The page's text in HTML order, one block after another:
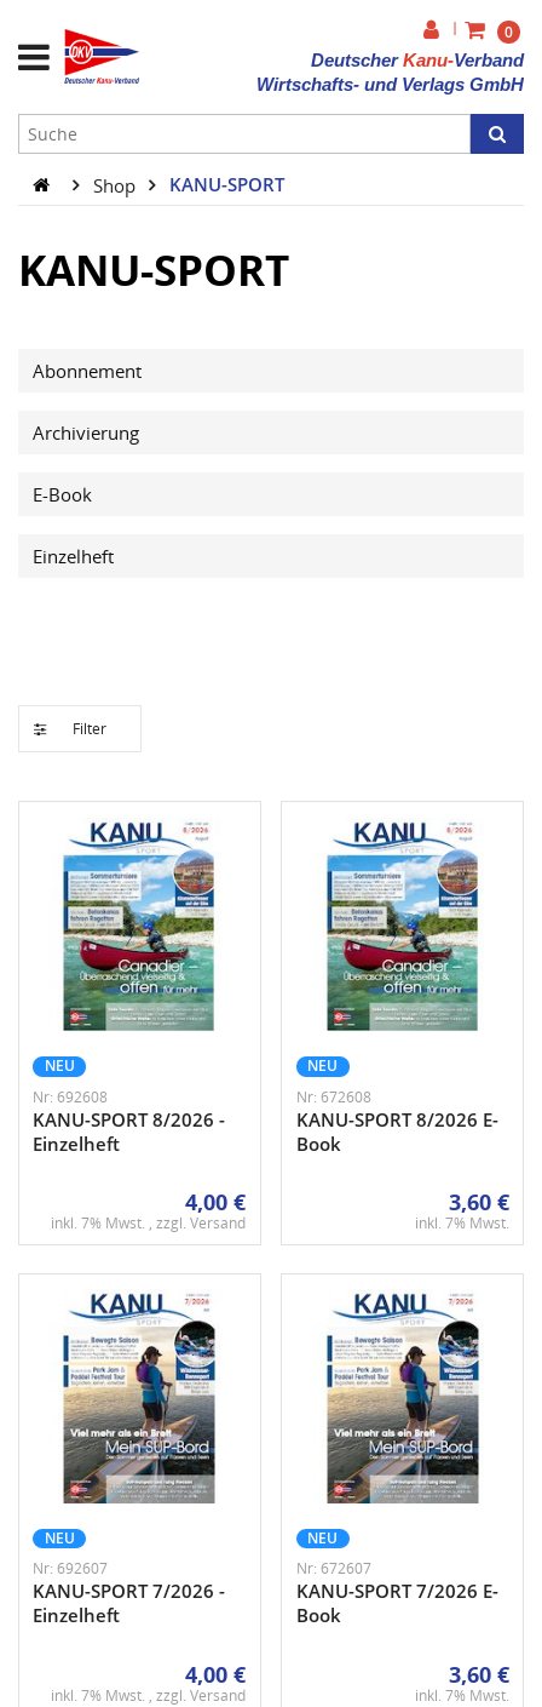
|
0
DeutscherKanu-Verband
Wirtschafts- und Verlags GmbH
Shop KANU-SPORT
KANU-SPORT
Abonnement
Archivierung
E-Book
Einzelheft
NEU
Nr: 692608
KANU-SPORT 8/2026 -
Einzelheft
4,00 €
inkl. 7% Mwst. , zzgl.Versand
NEU
Nr: 672608
KANU-SPORT 8/2026 E-
Book
3,60 €
inkl. 7% Mwst.
NEU
Nr: 692607
KANU-SPORT 7/2026 -
Einzelheft
4,00 €
inkl. 7% Mwst. , zzgl.Versand
NEU
Nr: 672607
KANU-SPORT 7/2026 E-
Book
3,60 €
inkl. 7% Mwst.
Filter